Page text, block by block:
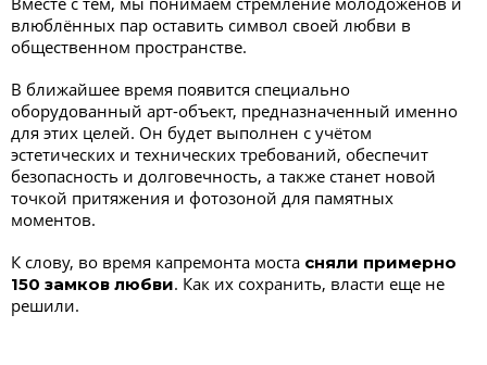
влюблённых пар оставить символ своей любви в
общественном пространстве.
В ближайшее время появится специально
оборудованный арт-объект, предназначенный именно
для этих целей. Он будет выполнен с учётом
эстетических и технических требований, обеспечит
безопасность и долговечность, а также станет новой
точкой притяжения и фотозоной для памятных
моментов.
К слову, во время капремонта моста сняли примерно
150 замков любви. Как их сохранить, власти еще не
решили.